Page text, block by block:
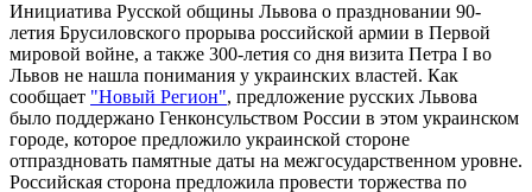
Инициатива Русской общины Львова о праздновании 90-
летия Брусиловского прорыва российской армии в Первой
мировой войне, а также 300-летия со дня визита Петра I во
Львов не нашла понимания у украинских властей. Как
сообщает "Новый Регион", предложение русских Львова
было поддержано Генконсульством России в этом украинском
городе, которое предложило украинской стороне
отпраздновать памятные даты на межгосударственном уровне.
Российская сторона предложила провести торжества по